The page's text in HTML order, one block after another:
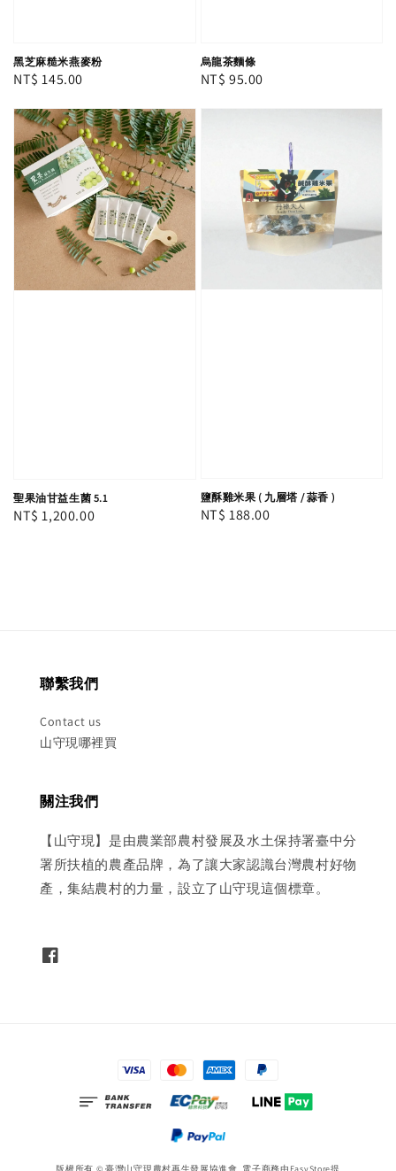
黑芝麻糙米燕麥粉
Regular
NT$ 145.00
烏龍茶麵條
Regular
NT$ 95.00
聖果油甘益生菌 5.1
Regular
NT$ 1,200.00
鹽酥雞米果 ( 九層塔 / 蒜香 )
Regular
NT$ 188.00
聯繫我們
Contact us
山守現哪裡買
關注我們
【山守現】是由農業部農村發展及水土保持署臺中分
署所扶植的農產品牌，為了讓大家認識台灣農村好物
產，集結農村的力量，設立了山守現這個標章。